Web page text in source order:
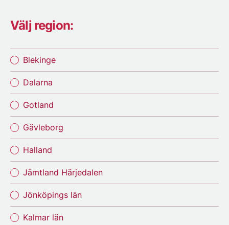
Välj region:
Blekinge
Dalarna
Gotland
Gävleborg
Halland
Jämtland Härjedalen
Jönköpings län
Kalmar län